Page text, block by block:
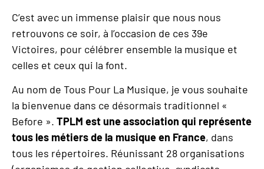
C’est avec un immense plaisir que nous nous
retrouvons ce soir, à l’occasion de ces 39e
Victoires, pour célébrer ensemble la musique et
celles et ceux qui la font.
Au nom de Tous Pour La Musique, je vous souhaite
la bienvenue dans ce désormais traditionnel «
Before ». TPLM est une association qui représente
tous les métiers de la musique en France, dans
tous les répertoires. Réunissant 28 organisations